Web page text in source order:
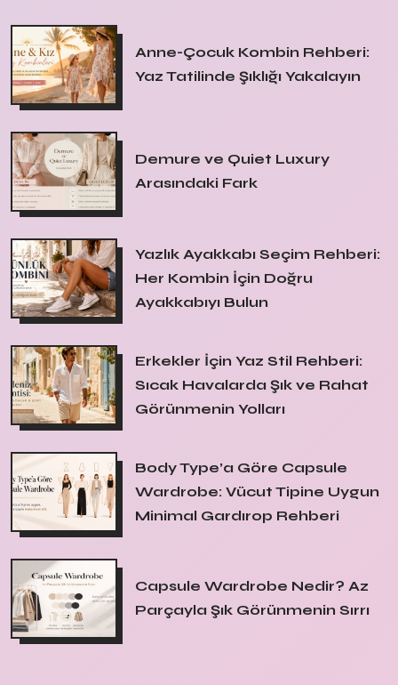
Anne-Çocuk Kombin Rehberi:
Yaz Tatilinde Şıklığı Yakalayın
Demure ve Quiet Luxury
Arasındaki Fark
Yazlık Ayakkabı Seçim Rehberi:
Her Kombin İçin Doğru
Ayakkabıyı Bulun
Erkekler İçin Yaz Stil Rehberi:
Sıcak Havalarda Şık ve Rahat
Görünmenin Yolları
Body Type’a Göre Capsule
Wardrobe: Vücut Tipine Uygun
Minimal Gardırop Rehberi
Capsule Wardrobe Nedir? Az
Parçayla Şık Görünmenin Sırrı